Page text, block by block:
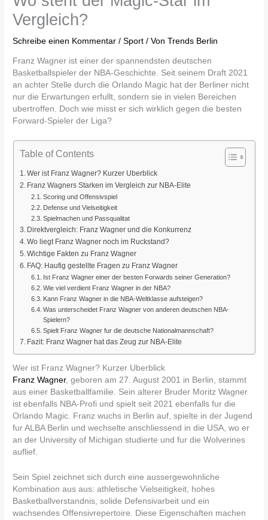
Vergleich?
Schreibe einen Kommentar /Sport / VonTrends Berlin
Franz Wagner ist einer der spannendsten deutschen
Basketballspieler der NBA-Geschichte. Seit seinem Draft 2021
an achter Stelle durch die Orlando Magic hat der Berliner nicht
nur die Erwartungen erfullt, sondern sie in vielen Bereichen
ubertroffen. Doch wie misst er sich wirklich gegen die besten
Forward-Spieler der Liga?
Table of Contents
Wer ist Franz Wagner? Kurzer Uberblick
Franz Wagners Starken im Vergleich zur NBA-Elite
Scoring und Offensivspiel
Defense und Vielseitigkeit
Spielmachen und Passqualitat
Direktvergleich: Franz Wagner und die Konkurrenz
Wo liegt Franz Wagner noch im Ruckstand?
Wichtige Fakten zu Franz Wagner
FAQ: Haufig gestellte Fragen zu Franz Wagner
Ist Franz Wagner einer der besten Forwards seiner Generation?
Wie viel verdient Franz Wagner in der NBA?
Kann Franz Wagner in die NBA-Weltklasse aufsteigen?
Was unterscheidet Franz Wagner von anderen deutschen NBA-
Spielern?
Spielt Franz Wagner fur die deutsche Nationalmannschaft?
Fazit: Franz Wagner hat das Zeug zur NBA-Elite
Wer ist Franz Wagner? Kurzer Uberblick
Franz Wagner, geboren am 27. August 2001 in Berlin, stammt
aus einer Basketballfamilie. Sein alterer Bruder Moritz Wagner
ist ebenfalls NBA-Profi und spielt seit 2021 ebenfalls fur die
Orlando Magic. Franz wuchs in Berlin auf, spielte in der Jugend
fur ALBA Berlin und wechselte anschliessend in die USA, wo er
an der University of Michigan studierte und fur die Wolverines
auflief.
Sein Spiel zeichnet sich durch eine aussergewohnliche
Kombination aus aus: athletische Vielseitigkeit, hohes
Basketballverstandnis, solide Defensivarbeit und ein
wachsendes Offensivrepertoire. Diese Eigenschaften machen